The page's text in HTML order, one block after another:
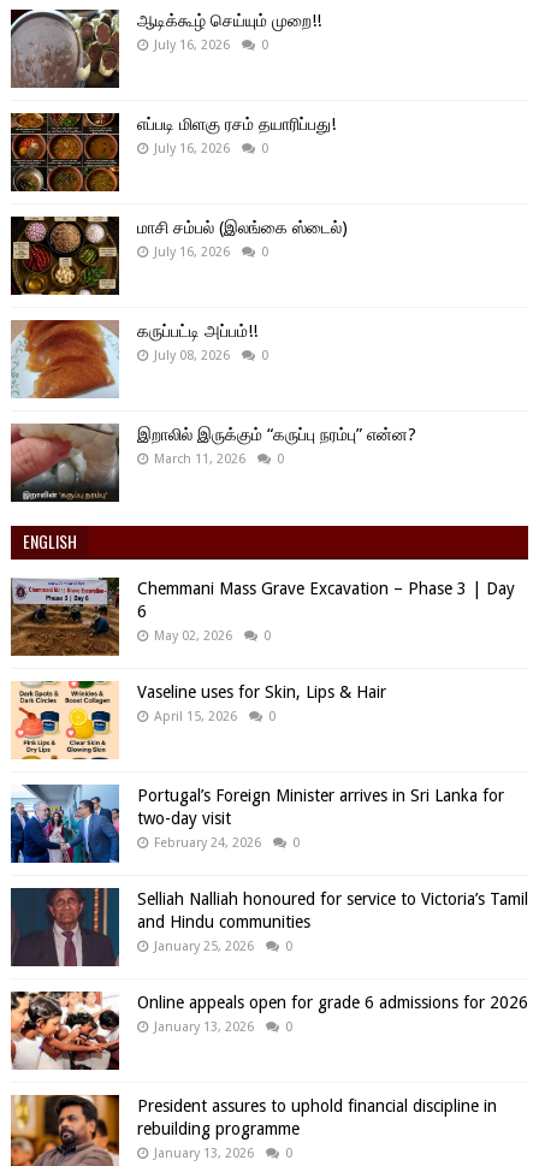
ஆடிக்கூழ் செய்யும் முறை!!
July 16, 2026 0
எப்படி மிளகு ரசம் தயாரிப்பது!
July 16, 2026 0
மாசி சம்பல் (இலங்கை ஸ்டைல்)
July 16, 2026 0
கருப்பட்டி அப்பம்!!
July 08, 2026 0
இறாலில் இருக்கும் “கருப்பு நரம்பு” என்ன?
March 11, 2026 0
ENGLISH
Chemmani Mass Grave Excavation – Phase 3 | Day
6
May 02, 2026 0
Vaseline uses for Skin, Lips & Hair
April 15, 2026 0
Portugal’s Foreign Minister arrives in Sri Lanka for
two-day visit
February 24, 2026 0
Selliah Nalliah honoured for service to Victoria’s Tamil
and Hindu communities
January 25, 2026 0
Online appeals open for grade 6 admissions for 2026
January 13, 2026 0
President assures to uphold financial discipline in
rebuilding programme
January 13, 2026 0